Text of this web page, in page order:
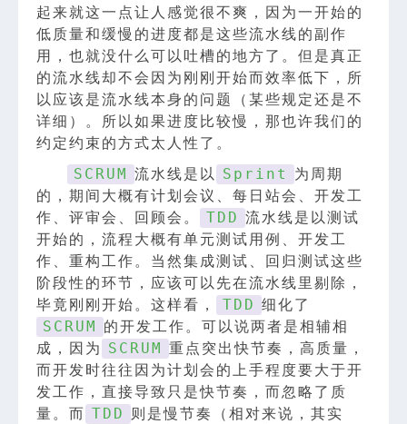
起来就这一点让人感觉很不爽，因为一开始的
低质量和缓慢的进度都是这些流水线的副作
用，也就没什么可以吐槽的地方了。但是真正
的流水线却不会因为刚刚开始而效率低下，所
以应该是流水线本身的问题（某些规定还是不
详细）。所以如果进度比较慢，那也许我们的
约定约束的方式太人性了。
SCRUM 流水线是以 Sprint
为周期
的，期间大概有计划会议、每日站会、开发工
作、评审会、回顾会。
TDD 流水线是以测试
开始的，流程大概有单元测试用例、开发工
作、重构工作。当然集成测试、回归测试这些
阶段性的环节，应该可以先在流水线里剔除，
毕竟刚刚开始。这样看，
TDD 细化了
SCRUM
的开发工作。可以说两者是相辅相
成，因为
SCRUM
重点突出快节奏，高质量，
而开发时往往因为计划会的上手程度要大于开
发工作，直接导致只是快节奏，而忽略了质
量。而 TDD 则是慢节奏（相对来说，其实